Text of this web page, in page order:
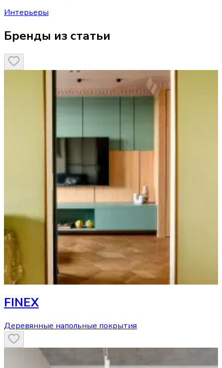
Интерьеры
Бренды из статьи
FINEX
Деревянные напольные покрытия